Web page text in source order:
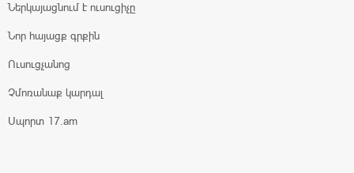
Ներկայացնում է ուսուցիչը
Նոր հայացք գրքին
Ուսուցչանոց
Չմոռանաք կարդալ
Սպորտ 17.am